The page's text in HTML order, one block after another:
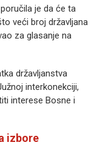
je da će ta
veći broj državljana
za glasanje na
državljanstva
interkonekciji,
interese Bosne i
izbore